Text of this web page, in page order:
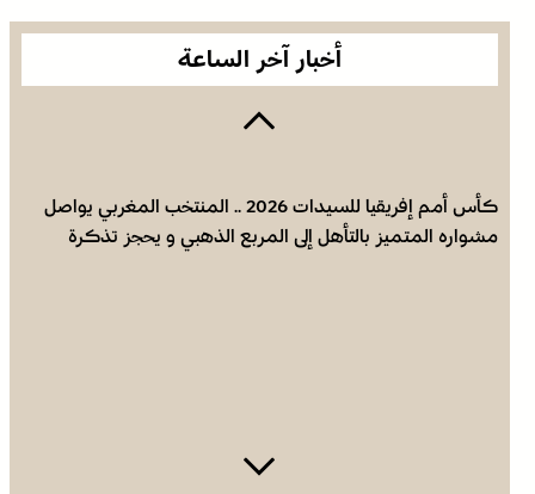
أخبار آخر الساعة
كأس أمم إفريقيا للسيدات 2026 .. المنتخب المغربي يواصل
مشواره المتميز بالتأهل إلى المربع الذهبي و يحجز تذكرة